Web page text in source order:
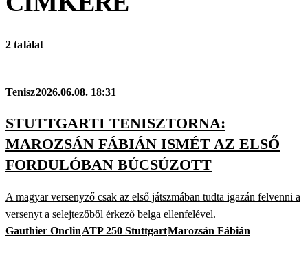
2 találat
Tenisz2026.06.08. 18:31
STUTTGARTI TENISZTORNA:
MAROZSÁN FÁBIÁN ISMÉT AZ ELSŐ
FORDULÓBAN BÚCSÚZOTT
A magyar versenyző csak az első játszmában tudta igazán felvenni a
versenyt a selejtezőből érkező belga ellenfelével.
Gauthier OnclinATP 250 StuttgartMarozsán Fábián